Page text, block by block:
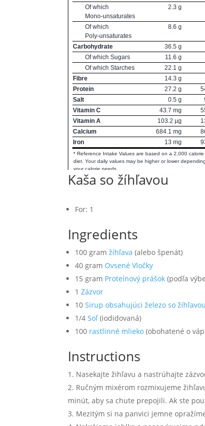
Kaša so žíhľavou
For: 1
Ingredients
100 gram žíhľava (alebo špenát)
40 gram Ovsené Vločky
15 gram Proteínový prášok (podľa
1 Zázvor
10 Sirup obsahujúci železo so žíhľavou
1/4 Soľ(iodidovaná)
100 rastlinné mlieko (obohatené o
Instructions
Nasekajte žihľavu a nastrúhajte
Ručným mixérom rozmixujeme
minút, aby sa chute prepojili. Ak ste
Mezitým si na panvici jemne